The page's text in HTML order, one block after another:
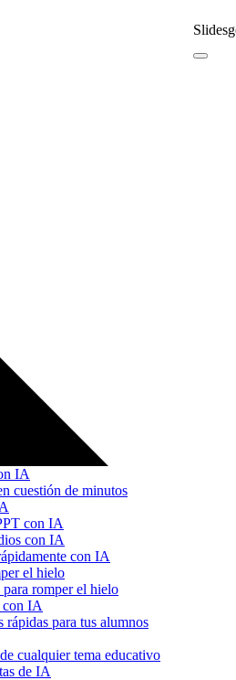
IA
cuestión de minutos
con IA
con IA
con IA
el hielo
romper el hielo
con IA
rápidas para tus alumnos
cualquier tema educativo
de IA